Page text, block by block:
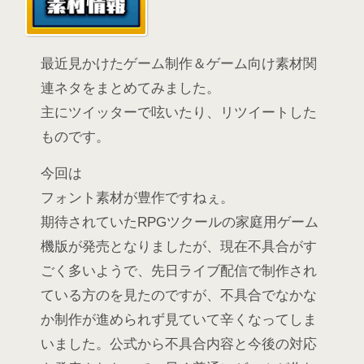
最近見かけたゲーム制作＆ゲーム向け素材関
連ネタをまとめてみました。
主にツイッターで呟いたり、リツイートした
ものです。
今回は
フォント素材が豊作ですねぇ。
期待されていたRPGツクールの家庭用ゲーム
機版が発売となりましたが、現在不具合がす
ごく多いようで、先日ライブ配信で制作され
ている方のを見たのですが、不具合でなかな
か制作が進められず見ていて辛くなってしま
いました。公式から不具合内容と今後の対応